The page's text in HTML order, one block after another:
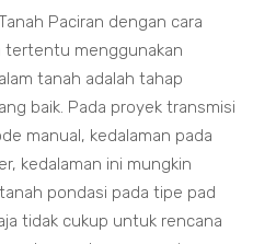
Paciran dengan cara
tertentu menggunakan
tanah adalah tahap
baik. Pada proyek transmisi
manual, kedalaman pada
kedalaman ini mungkin
pondasi pada tipe pad
tidak cukup untuk rencana